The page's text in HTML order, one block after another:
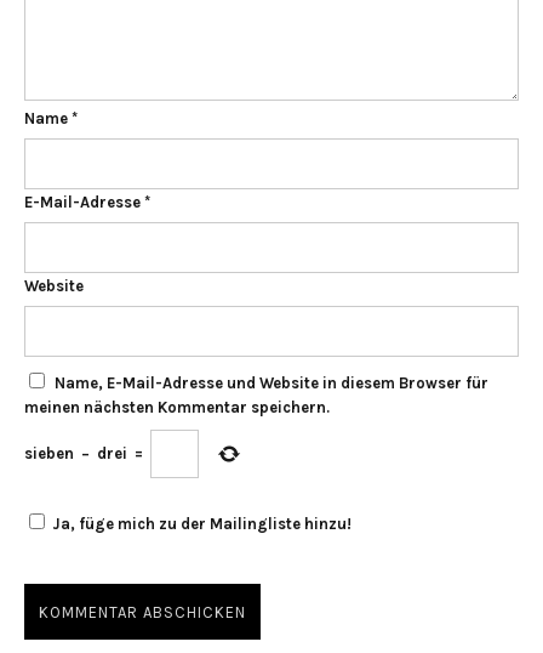
Name *
E-Mail-Adresse *
Website
Name, E-Mail-Adresse und Website in diesem Browser für
meinen nächsten Kommentar speichern.
sieben − drei =
Ja, füge mich zu der Mailingliste hinzu!